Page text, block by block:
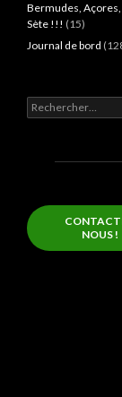
Bermudes,
Sète !!! (15)
Journal de bord
Rechercher :
NOUS !